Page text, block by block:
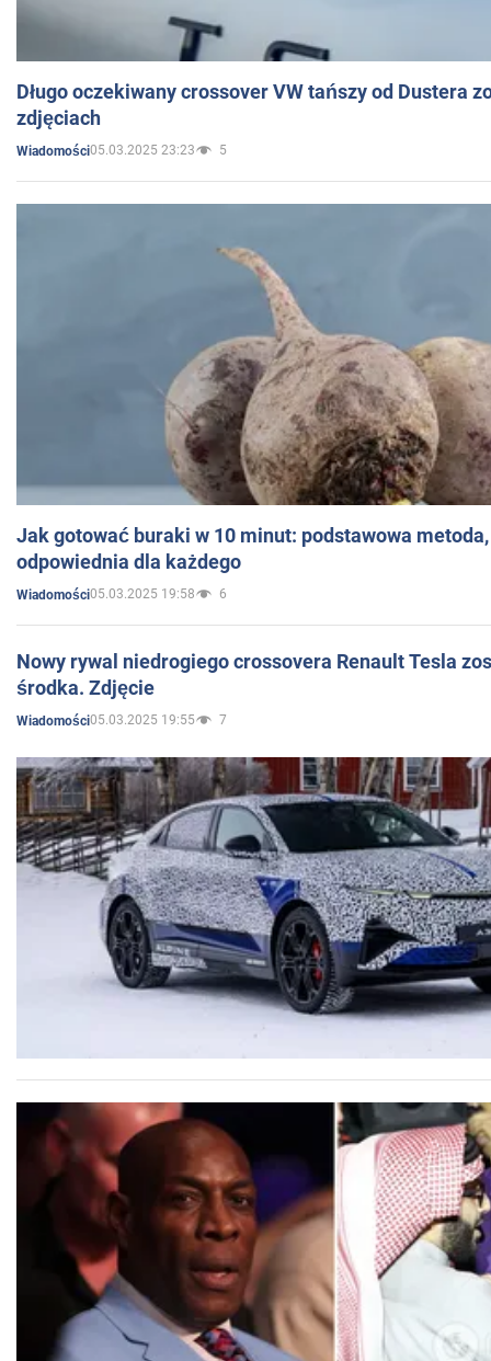
Długo oczekiwany crossover VW tańszy od Dustera
zdjęciach
Wiadomości05.03.2025 23:23 5
Jak gotować buraki w 10 minut: podstawowa
odpowiednia dla każdego
Wiadomości05.03.2025 19:58 6
Nowy rywal niedrogiego crossovera Renault Tesla
środka. Zdjęcie
Wiadomości05.03.2025 19:55 7